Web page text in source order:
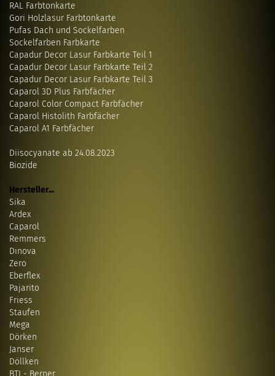
RAL Farbtonkarte
Gori Holzlasur Farbtonkarte
Pufas Dach und Sockelfarben
Sockelfarben Farbkarte
Capadur Decor Lasur Farbkarte Teil 1
Capadur Decor Lasur Farbkarte Teil 2
Capadur Decor Lasur Farbkarte Teil 3
Caparol 3D Plus Farbfächer
Caparol Color Compact Farbfächer
Caparol Histolith Farbfächer
Caparol A1 Farbfächer
Diisocyanate ab 24.08.2023
Biozide
Hersteller...
Sika
Ardex
Caparol
Remmers
Dinova
Zero
Eberflex
Pajarito
Friess
Staufen
Mega
Dörken
Janser
Döllken
BTI - Berner